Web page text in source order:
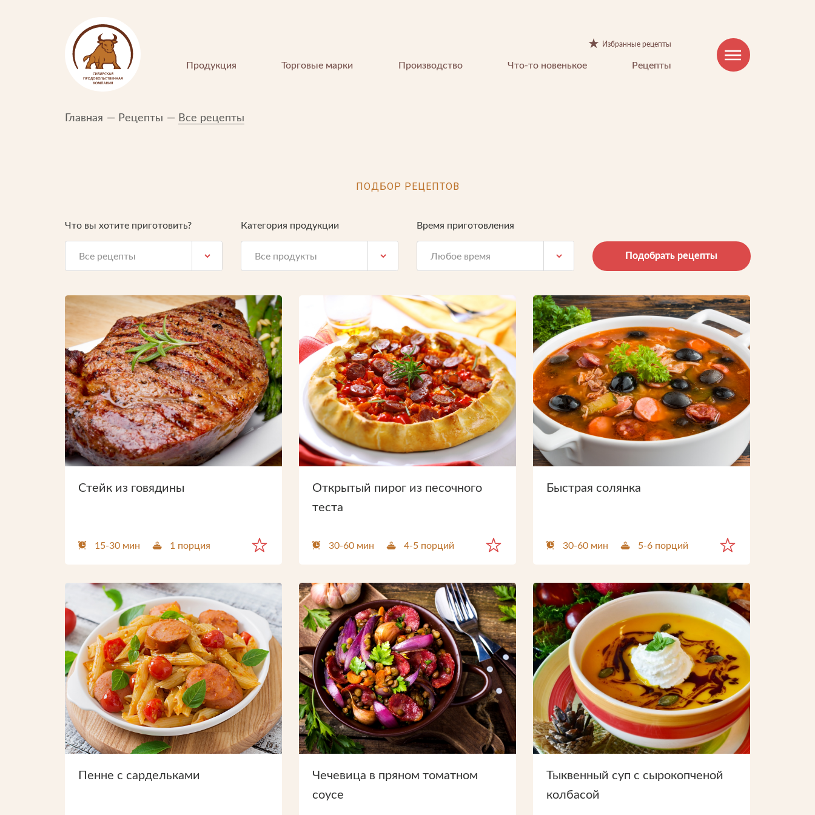
Интернет-магазин
Торговые марки
Рецепты
Советы и хитрости
О компании
Что-то новенькое
Контакты
8-800-100-85-15
spk@rmpr.ru
Избранные рецепты
Продукция Торговые марки Производство Что-то новенькое Рецепты
Главная Рецепты Все рецепты
ПОДБОР РЕЦЕПТОВ
Что вы хотите приготовить? Категория продукции Время приготовления
Подобрать рецепты
Стейк из говядины
15-30 мин 1 порция
Открытый пирог из песочного
теста
30-60 мин 4-5 порций
Быстрая солянка
30-60 мин 5-6 порций
Пенне с сардельками
Чечевица в пряном томатном
соусе
Тыквенный суп с сырокопченой
колбасой